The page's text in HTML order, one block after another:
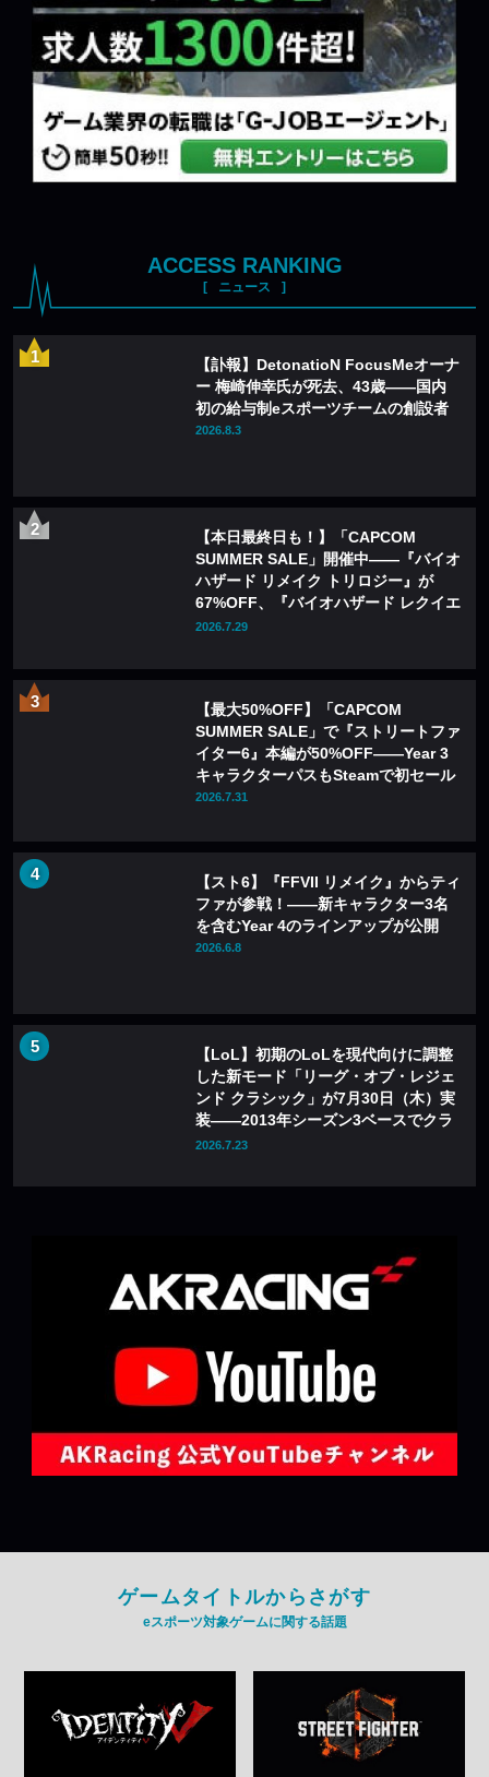
ACCESS RANKING
ニュース
【訃報】DetonatioN FocusMeオーナ
ー 梅崎伸幸氏が死去、43歳——国内
初の給与制eスポーツチームの創設者
2026.8.3
【本日最終日も！】「CAPCOM
SUMMER SALE」開催中——『バイオ
ハザード リメイク トリロジー』が
67%OFF、『バイオハザード レクイエ
ム』も20%OFFに
2026.7.29
【最大50%OFF】「CAPCOM
SUMMER SALE」で『ストリートファ
イター6』本編が50%OFF——Year 3
キャラクターパスもSteamで初セール
2026.7.31
【スト6】『FFVII リメイク』からティ
ファが参戦！――新キャラクター3名
を含むYear 4のラインアップが公開
2026.6.8
【LoL】初期のLoLを現代向けに調整
した新モード「リーグ・オブ・レジェ
ンド クラシック」が7月30日（木）実
装——2013年シーズン3ベースでクラ
シックチャンピオン60体が登場
2026.7.23
ゲームタイトルからさがす
eスポーツ対象ゲームに関する話題